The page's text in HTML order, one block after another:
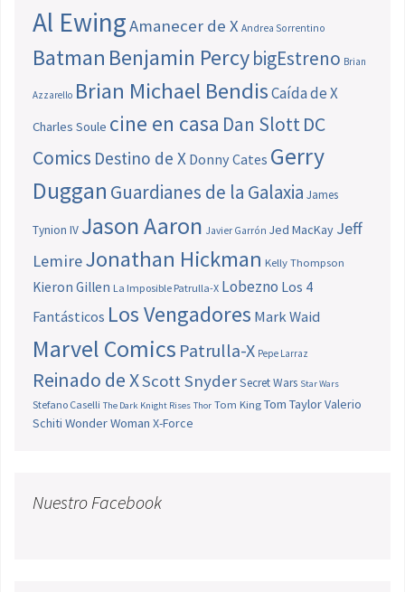
Al EwingAmanecer de X Andrea Sorrentino
Batman Benjamin PercybigEstreno Brian
Azzarello Brian Michael BendisCaída de X
Charles Soule cine en casa Dan SlottDC
Comics Destino de X Donny Cates Gerry
Duggan Guardianes de la Galaxia James
Tynion IV Jason Aaron Javier Garrón Jed MacKay Jeff
LemireJonathan Hickman Kelly Thompson
Kieron Gillen La Imposible Patrulla-X Lobezno Los 4
Fantásticos Los Vengadores Mark Waid
Marvel Comics Patrulla-X Pepe Larraz
Reinado de XScott SnyderSecret Wars Star Wars
Stefano Caselli The Dark Knight Rises Thor Tom King Tom TaylorValerio
Schiti Wonder Woman X-Force
Nuestro Facebook